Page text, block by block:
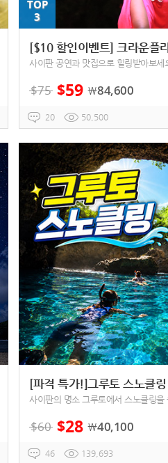
TOP
3
사이판 공연과 맛집으로 힐링받아보세
$75 $59 ￦84,600
20 50,500
[파격 특가!]그루토 스노클링
사이판의 명소 그루토에서 스노클링을
$60 $28 ￦40,100
46 139,693